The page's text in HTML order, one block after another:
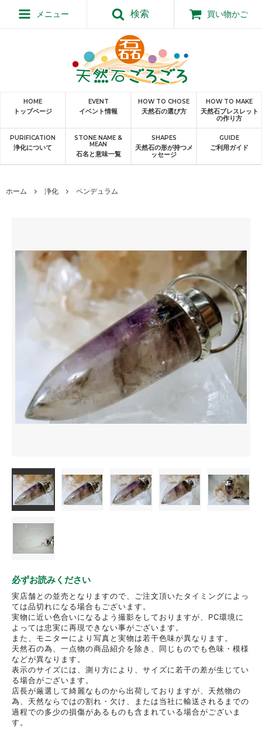
メニュー 検索 買い物かご
HOME
トップページ
EVENT
イベント情報
HOW TO CHOSE
天然石の選び方
HOW TO MAKE
天然石ブレスレット
の作り方
PURIFICATION
浄化について
STONE NAME &
MEAN
石名と意味一覧
SHAPES
天然石の形が持つメ
ッセージ
GUIDE
ご利用ガイド
ホーム 浄化 ペンデュラム
必ずお読みください
実店舗との並売となりますので、ご注文頂いたタイミングによっ
ては品切れになる場合もございます。
実物に近い色合いになるよう撮影をしておりますが、PC環境に
よっては忠実に再現できない事がございます。
また、モニターにより写真と実物は若干色味が異なります。
天然石の為、一点物の商品紹介を除き、同じものでも色味・模様
などが異なります。
表示のサイズには、測り方により、サイズに若干の差が生じてい
る場合がございます。
店長が厳選して綺麗なものから出荷しておりますが、天然物の
為、天然ならではの割れ・欠け、または当社に輸送されるまでの
過程での多少の損傷があるものも含まれている場合がございま
す。